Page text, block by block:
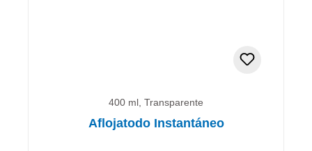
400 ml, Transparente
Aflojatodo Instantáneo